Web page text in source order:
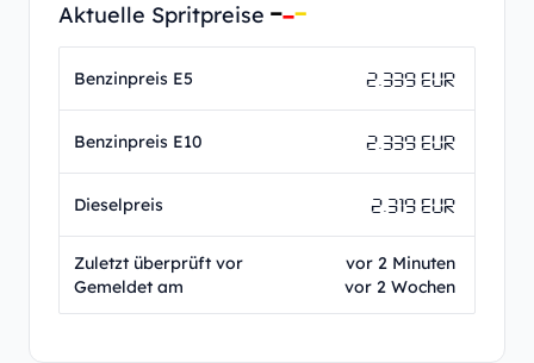
Aktuelle Spritpreise
Benzinpreis E5 2.339 EUR
Benzinpreis E10 2.339 EUR
Dieselpreis 2.319 EUR
Zuletzt überprüft vor
Gemeldet am
vor 2 Minuten
vor 2 Wochen